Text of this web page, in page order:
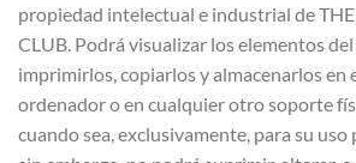
propiedad intelectual e industrial de THE
CLUB. Podrá visualizar los elementos
imprimirlos, copiarlos y almacenarlos en
ordenador o en cualquier otro soporte
cuando sea, exclusivamente, para su uso